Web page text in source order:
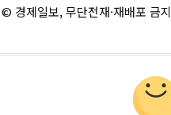
경제일보, 무단전재·재배포 금지